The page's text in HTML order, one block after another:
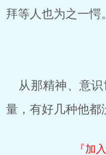
拜等人也为之一愕。
从那精神、意识
量，有好几种他都
『加